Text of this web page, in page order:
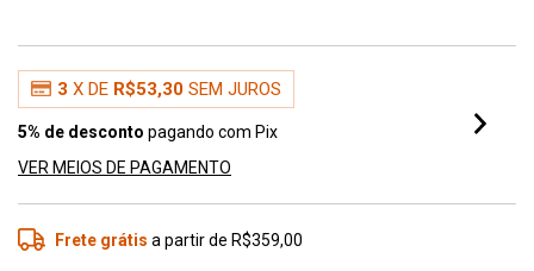
3 X DE R$53,30 SEM JUROS
5% de desconto pagando com Pix
VER MEIOS DE PAGAMENTO
Frete grátis a partir de R$359,00